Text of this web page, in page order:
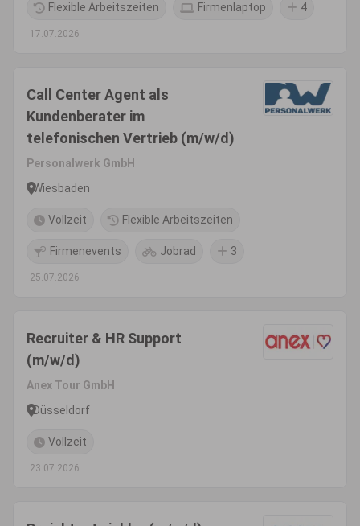
Flexible Arbeitszeiten Firmenlaptop 4
17.07.2026
Call Center Agent als
Kundenberater im
telefonischen Vertrieb (m/w/d)
Personalwerk GmbH
Wiesbaden
Vollzeit Flexible Arbeitszeiten
Firmenevents Jobrad 3
25.07.2026
Recruiter & HR Support
(m/w/d)
Anex Tour GmbH
Düsseldorf
Vollzeit
23.07.2026